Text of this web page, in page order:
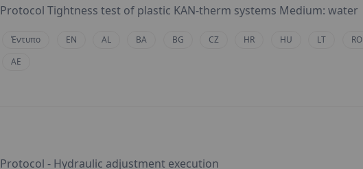
Protocol Tightness test of plastic KAN-therm systems Medium: water
Έντυπο EN AL BA BG CZ HR HU LT RO
AE
Protocol - Hydraulic adjustment execution